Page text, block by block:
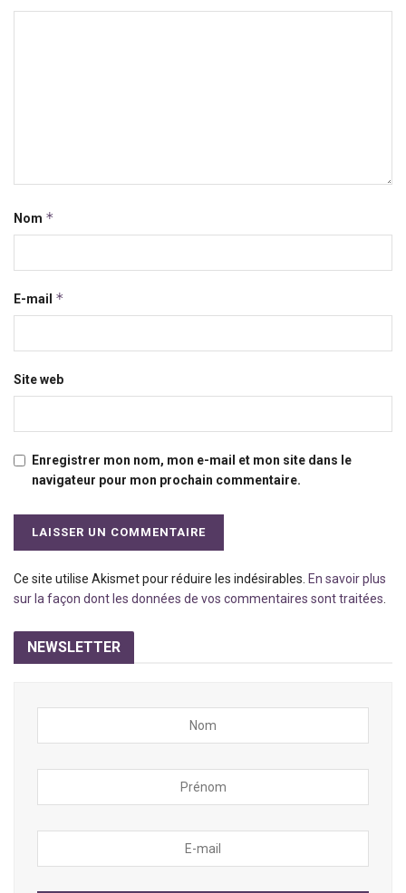
Nom *
E-mail *
Site web
Enregistrer mon nom, mon e-mail et mon site dans le
navigateur pour mon prochain commentaire.
Ce site utilise Akismet pour réduire les indésirables. En savoir plus
sur la façon dont les données de vos commentaires sont traitées.
NEWSLETTER